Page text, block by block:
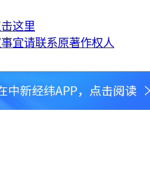
这里
宜请联系原著作权人